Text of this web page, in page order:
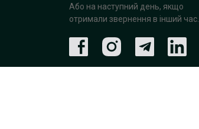
Або на наступний день, якщо
отримали звернення в інший час.